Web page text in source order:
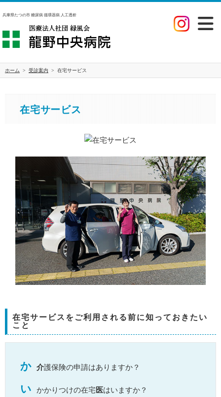
兵庫県たつの市 糖尿病 循環器病 人工透析
ホーム > 受診案内 > 在宅サービス
在宅サービス
在宅サービスをご利用される前に知っておきたい
こと
か 介護保険の申請はありますか？
い かかりつけの在宅医はいますか？